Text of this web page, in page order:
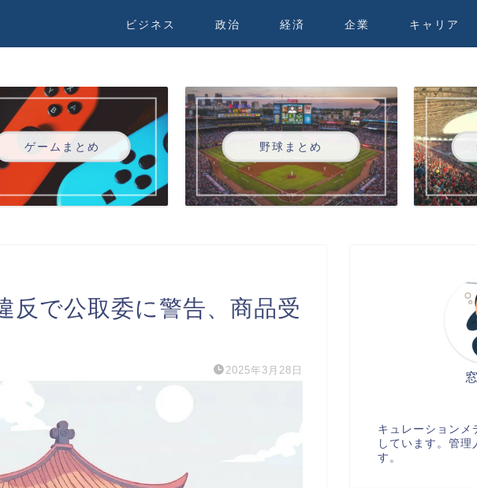
ビジネス 政治 経済 企業 キャリア
ゲームまとめ 野球まとめ
反で公取委に警告、商品受
2025年3月28日
キュレーションメ
しています。管
す。